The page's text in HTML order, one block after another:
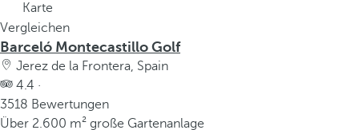
Karte
Vergleichen
Barceló Montecastillo Golf
Jerez de la Frontera, Spain
4.4 ·
3518 Bewertungen
Über 2.600 m² große Gartenanlage